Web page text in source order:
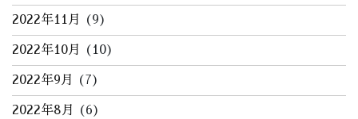
2022年11月 (9)
2022年10月 (10)
2022年9月 (7)
2022年8月 (6)